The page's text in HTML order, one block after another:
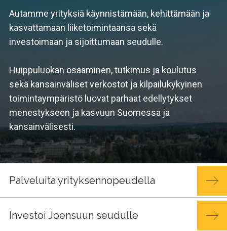
Autamme yrityksiä käynnistämään, kehittämään ja
kasvattamaan liiketoimintaansa sekä
investoimaan ja sijoittumaan seudulle.
Huippuluokan osaaminen, tutkimus ja koulutus
sekä kansainväliset verkostot ja kilpailu­kykyinen
toimintaympäristö luovat parhaat edellytykset
menestykseen ja kasvuun Suomessa ja
kansainvälisesti.
Palveluita yrityksennopeudella
Investoi Joensuun seudulle